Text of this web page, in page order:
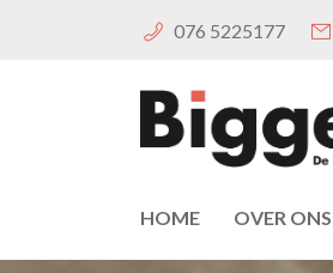
076 5225177
HOME OVER ONS